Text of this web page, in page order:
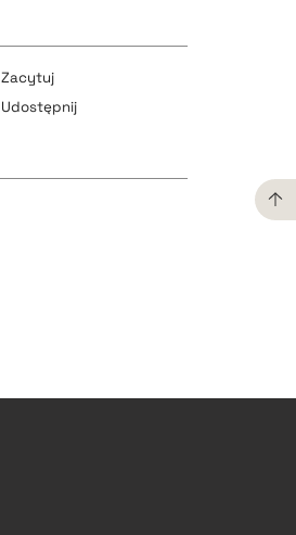
cytat
Zacytuj
Udostępnij